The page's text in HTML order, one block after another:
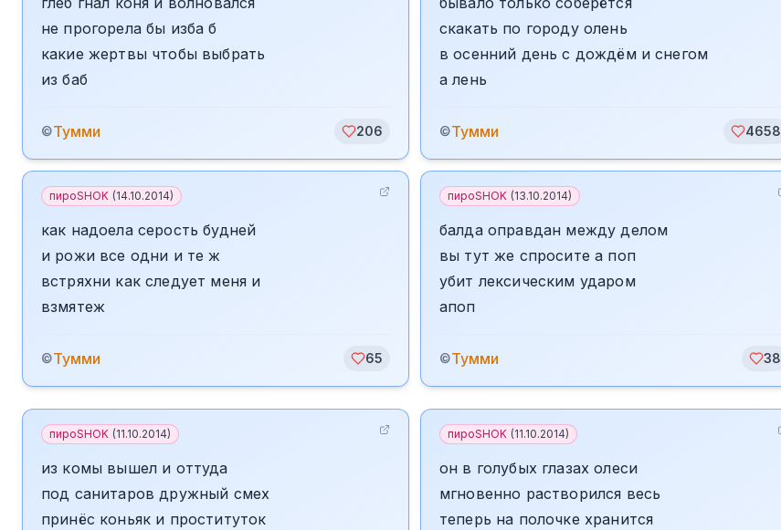
не прогорела бы изба б
какие жертвы чтобы выбрать
из баб
©Тумми 206
скакать по городу олень
в осенний день с дождём и снегом
а лень
©Тумми 4658
пироSHOK (14.10.2014)
как надоела серость будней
и рожи все одни и те ж
встряхни как следует меня и
взмятеж
©Тумми 65
пироSHOK (13.10.2014)
балда оправдан между делом
вы тут же спросите а поп
убит лексическим ударом
апоп
©Тумми 38
пироSHOK (11.10.2014)
из комы вышел и оттуда
под санитаров дружный смех
принёс коньяк и проституток
пироSHOK (11.10.2014)
он в голубых глазах олеси
мгновенно растворился весь
теперь на полочке хранится